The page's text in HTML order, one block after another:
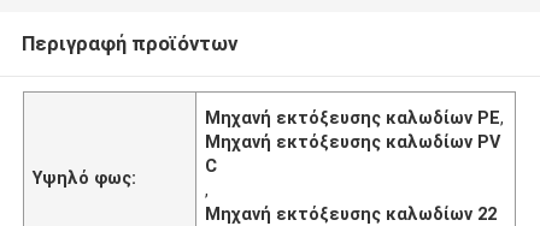
Περιγραφή προϊόντων
Υψηλό φως:
Μηχανή εκτόξευσης καλωδίων PE,
Μηχανή εκτόξευσης καλωδίων PV
C
,
Μηχανή εκτόξευσης καλωδίων 22